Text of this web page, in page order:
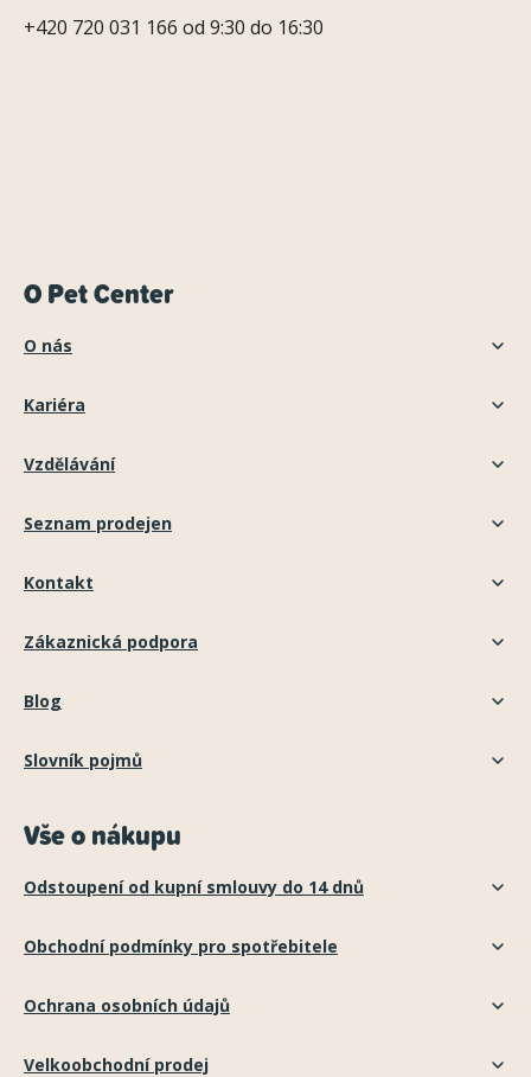
+420 720 031 166 od 9:30 do 16:30
O Pet Center
O nás
Kariéra
Vzdělávání
Seznam prodejen
Kontakt
Zákaznická podpora
Blog
Slovník pojmů
Vše o nákupu
Odstoupení od kupní smlouvy do 14 dnů
Obchodní podmínky pro spotřebitele
Ochrana osobních údajů
Velkoobchodní prodej